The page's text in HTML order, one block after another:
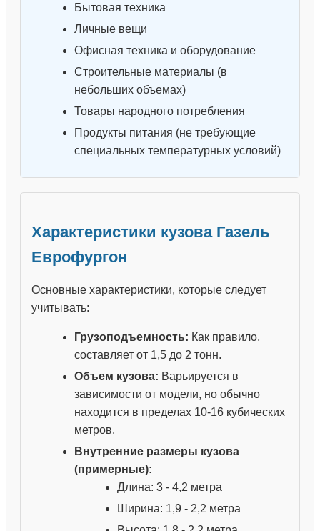
Бытовая техника
Личные вещи
Офисная техника и оборудование
Строительные материалы (в
небольших объемах)
Товары народного потребления
Продукты питания (не требующие
специальных температурных условий)
Характеристики кузова Газель
Еврофургон
Основные характеристики, которые следует
учитывать:
Грузоподъемность: Как правило,
составляет от 1,5 до 2 тонн.
Объем кузова: Варьируется в
зависимости от модели, но обычно
находится в пределах 10-16 кубических
метров.
Внутренние размеры кузова
(примерные):
Длина: 3 - 4,2 метра
Ширина: 1,9 - 2,2 метра